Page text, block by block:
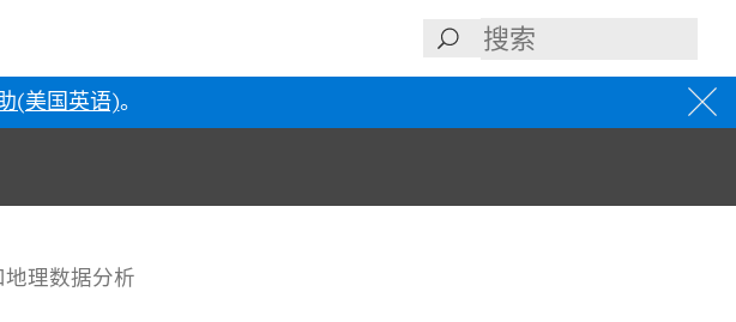
(美国英语)。
地理数据分析